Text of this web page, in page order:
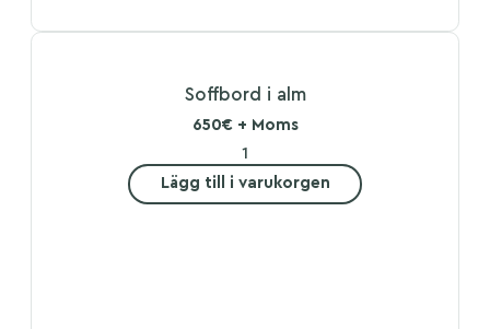
Soffbord i alm
650€ + Moms
Lägg till i varukorgen